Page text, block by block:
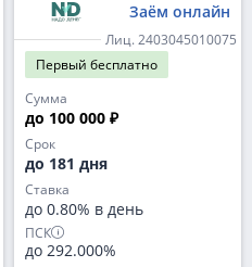
Заём онлайн
Лиц. 2403045010075
Первый бесплатно
Сумма
до 100 000 ₽
Срок
до 181 дня
Ставка
до 0.80% в день
ПСК
до 292.000%